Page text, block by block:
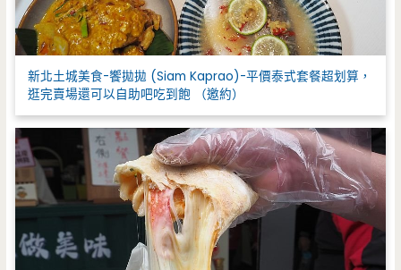
新北土城美食-饗拋拋 (Siam Kaprao)-平價泰式套餐超划算，
逛完賣場還可以自助吧吃到飽 （邀約）